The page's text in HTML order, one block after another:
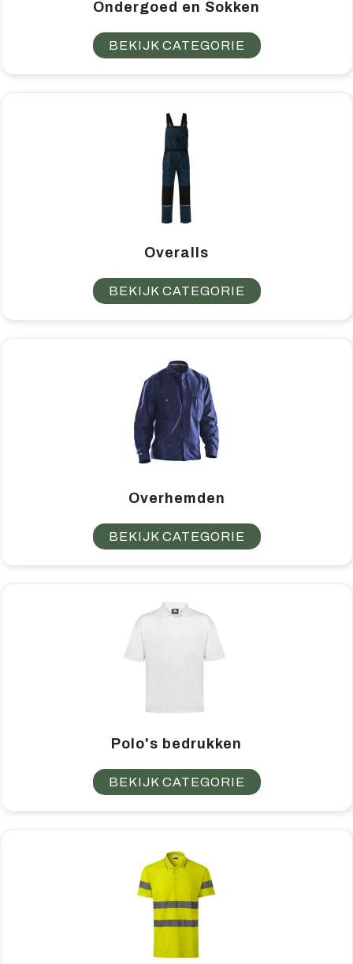
Ondergoed en Sokken
BEKIJK CATEGORIE
Overalls
BEKIJK CATEGORIE
Overhemden
BEKIJK CATEGORIE
Polo's bedrukken
BEKIJK CATEGORIE